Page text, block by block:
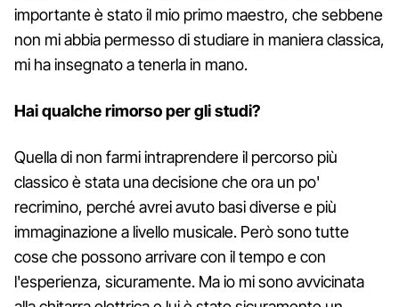
importante è stato il mio primo maestro, che sebbene
non mi abbia permesso di studiare in maniera classica,
mi ha insegnato a tenerla in mano.
Hai qualche rimorso per gli studi?
Quella di non farmi intraprendere il percorso più
classico è stata una decisione che ora un po'
recrimino, perché avrei avuto basi diverse e più
immaginazione a livello musicale. Però sono tutte
cose che possono arrivare con il tempo e con
l'esperienza, sicuramente. Ma io mi sono avvicinata